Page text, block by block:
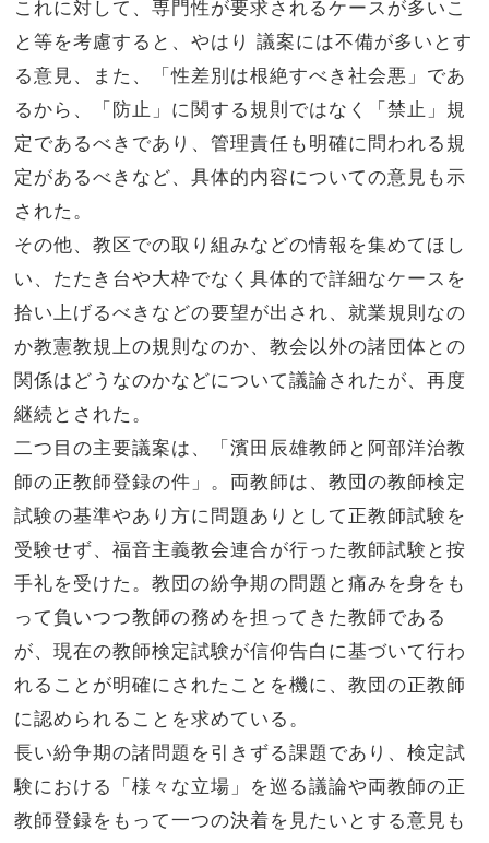
これに対して、専門性が要求されるケースが多いこ
と等を考慮すると、やはり 議案には不備が多いとす
る意見、また、「性差別は根絶すべき社会悪」であ
るから、「防止」に関する規則ではなく「禁止」規
定であるべきであり、管理責任も明確に問われる規
定があるべきなど、具体的内容についての意見も示
された。
その他、教区での取り組みなどの情報を集めてほし
い、たたき台や大枠でなく具体的で詳細なケースを
拾い上げるべきなどの要望が出され、就業規則なの
か教憲教規上の規則なのか、教会以外の諸団体との
関係はどうなのかなどについて議論されたが、再度
継続とされた。
二つ目の主要議案は、「濱田辰雄教師と阿部洋治教
師の正教師登録の件」。両教師は、教団の教師検定
試験の基準やあり方に問題ありとして正教師試験を
受験せず、福音主義教会連合が行った教師試験と按
手礼を受けた。教団の紛争期の問題と痛みを身をも
って負いつつ教師の務めを担ってきた教師である
が、現在の教師検定試験が信仰告白に基づいて行わ
れることが明確にされたことを機に、教団の正教師
に認められることを求めている。
長い紛争期の諸問題を引きずる課題であり、検定試
験における「様々な立場」を巡る議論や両教師の正
教師登録をもって一つの決着を見たいとする意見も